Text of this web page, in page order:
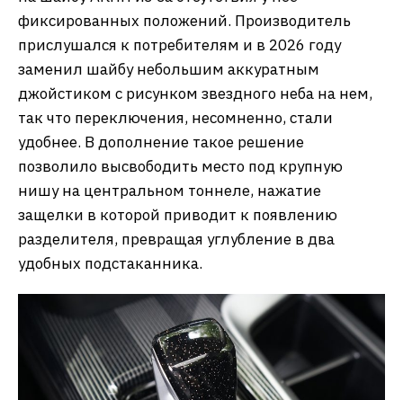
фиксированных положений. Производитель
прислушался к потребителям и в 2026 году
заменил шайбу небольшим аккуратным
джойстиком с рисунком звездного неба на нем,
так что переключения, несомненно, стали
удобнее. В дополнение такое решение
позволило высвободить место под крупную
нишу на центральном тоннеле, нажатие
защелки в которой приводит к появлению
разделителя, превращая углубление в два
удобных подстаканника.